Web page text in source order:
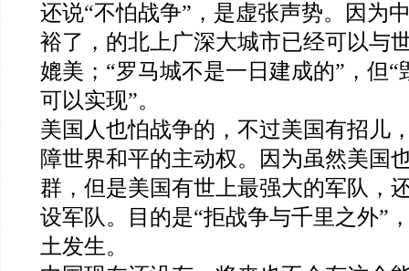
还说“不怕战争” ，是虚张声势。因为
裕了，的北上广深大城市已经可以与
媲美； “罗马城不是一日建成的” ，但“
可以实现”。
美国人也怕战争的，不过美国有招儿
障世界和平的主动权。因为虽然美国
群，但是美国有世上最强大的军队，
设军队。目的是“拒战争与千里之外”
土发生。